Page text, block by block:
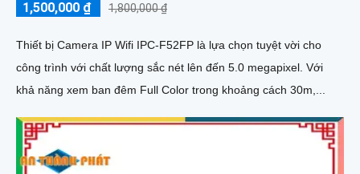
1,500,000 ₫ 1,800,000 ₫
Thiết bị Camera IP Wifi IPC-F52FP là lựa chọn tuyệt vời cho
công trình với chất lượng sắc nét lên đến 5.0 megapixel. Với
khả năng xem ban đêm Full Color trong khoảng cách 30m,...